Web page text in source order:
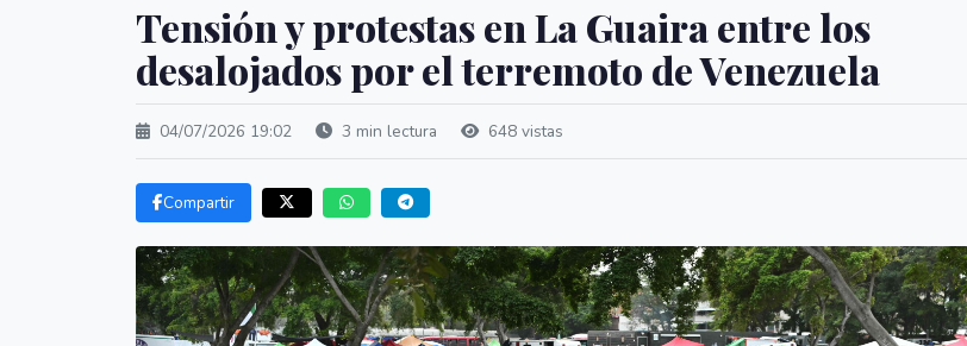
Tensión y protestas en La Guaira entre los
desalojados por el terremoto de Venezuela
04/07/2026 19:02 3 min lectura 648 vistas
Compartir